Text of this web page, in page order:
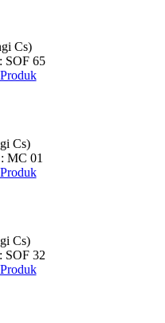
Cs)
SOF 65
Cs)
MC 01
Cs)
SOF 32